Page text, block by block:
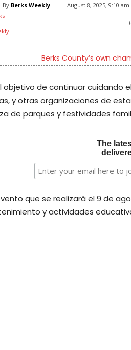
By Berks Weekly August 8, 2025, 9:10 am
Berks County’s own
objetivo de continuar cuidando
y otras organizaciones de
de parques y festividades
The
que se realizará el 9 de
y actividades